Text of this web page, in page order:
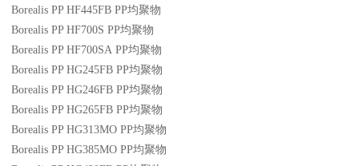
Borealis PP HF445FB PP均聚物
Borealis PP HF700S PP均聚物
Borealis PP HF700SA PP均聚物
Borealis PP HG245FB PP均聚物
Borealis PP HG246FB PP均聚物
Borealis PP HG265FB PP均聚物
Borealis PP HG313MO PP均聚物
Borealis PP HG385MO PP均聚物